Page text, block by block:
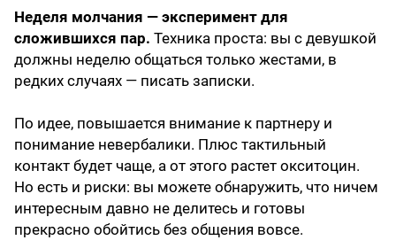
Неделя молчания — эксперимент для
сложившихся пар. Техника проста: вы с девушкой
должны неделю общаться только жестами, в
редких случаях — писать записки.
По идее, повышается внимание к партнеру и
понимание невербалики. Плюс тактильный
контакт будет чаще, а от этого растет окситоцин.
Но есть и риски: вы можете обнаружить, что ничем
интересным давно не делитесь и готовы
прекрасно обойтись без общения вовсе.